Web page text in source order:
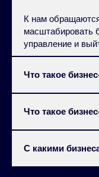
К нам
масштабировать
управление и
Что такое
Что такое
С какими